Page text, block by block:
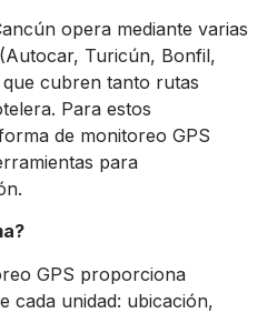
opera mediante varias
Turicún, Bonfil,
cubren tanto rutas
Para estos
de monitoreo GPS
para
GPS proporciona
cada unidad: ubicación,